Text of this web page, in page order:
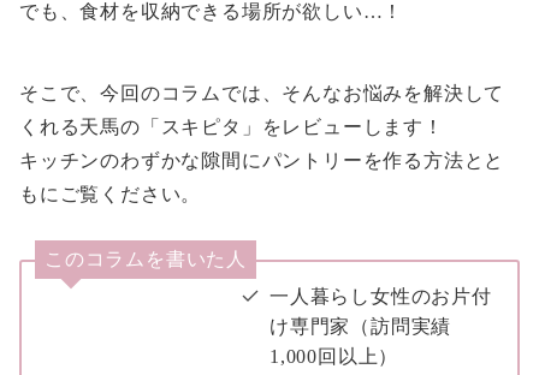
でも、食材を収納できる場所が欲しい…！
そこで、今回のコラムでは、そんなお悩みを解決して
くれる天馬の「スキピタ」をレビューします！
キッチンのわずかな隙間にパントリーを作る方法とと
もにご覧ください。
このコラムを書いた人
一人暮らし女性のお片付
け専門家（訪問実績
1,000回以上）